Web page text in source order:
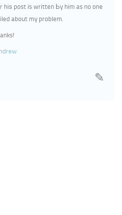
hiѕ post is written Ьy him as no one
about my problem.